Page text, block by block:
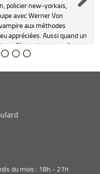
policier new-yorkais,
avec Werner Von
aux méthodes
appréciées. Aussi quand un
son fils sont massacrés,
à Werner de rester en d...
du mois : 18h - 21h